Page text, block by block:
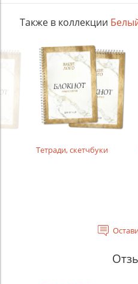
Также в коллекции
Тетради, скетчбуки